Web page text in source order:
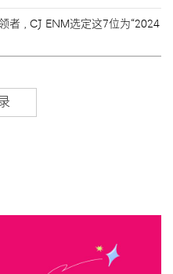
者，CJ ENM选定这7位为“2024